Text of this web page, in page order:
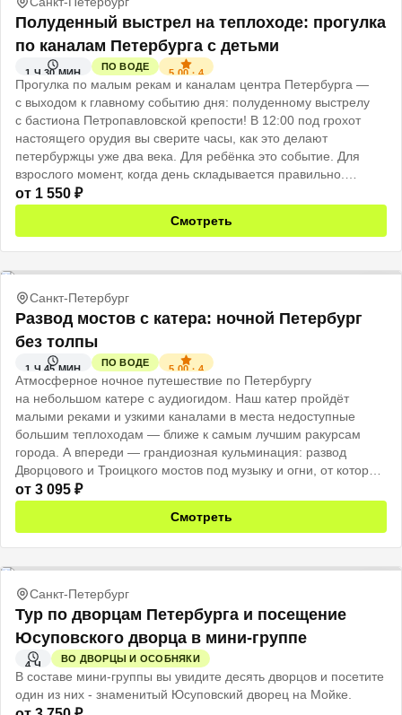
Полуденный выстрел на теплоходе: прогулка
по каналам Петербурга с детьми
1 Ч 30 МИН
ПО ВОДЕ
5.00· 4
Прогулка по малым рекам и каналам центра Петербурга —
с выходом к главному событию дня: полуденному выстрелу
с бастиона Петропавловской крепости! В 12:00 под грохот
настоящего орудия вы сверите часы, как это делают
петербуржцы уже два века. Для ребёнка это событие. Для
взрослого момент, когда день складывается правильно.
Именно поэтому: не говорите детям заранее. Пусть это будет
сюрприз.
от 1 550 ₽
Смотреть
Санкт-Петербург
Развод мостов с катера: ночной Петербург
без толпы
1 Ч 45 МИН
ПО ВОДЕ
5.00· 4
Атмосферное ночное путешествие по Петербургу
на небольшом катере с аудиогидом. Наш катер пройдёт
малыми реками и узкими каналами в места недоступные
большим теплоходам — ближе к самым лучшим ракурсам
города. А впереди — грандиозная кульминация: развод
Дворцового и Троицкого мостов под музыку и огни, от которых
захватывает дух.
от 3 095 ₽
Смотреть
Санкт-Петербург
Тур по дворцам Петербурга и посещение
Юсуповского дворца в мини-группе
4 Ч
ВО ДВОРЦЫ И ОСОБНЯКИ
В составе мини-группы вы увидите десять дворцов и посетите
один из них - знаменитый Юсуповский дворец на Мойке.